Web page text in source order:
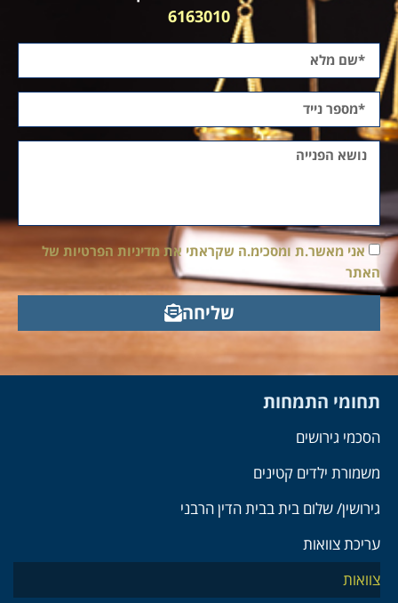
6163010
אני מאשר.ת ומסכימ.ה שקראתי את מדיניות הפרטיות של
האתר
שליחה
תחומי התמחות
הסכמי גירושים
משמורת ילדים קטינים
גירושין/ שלום בית בבית הדין הרבני
עריכת צוואות
צוואות